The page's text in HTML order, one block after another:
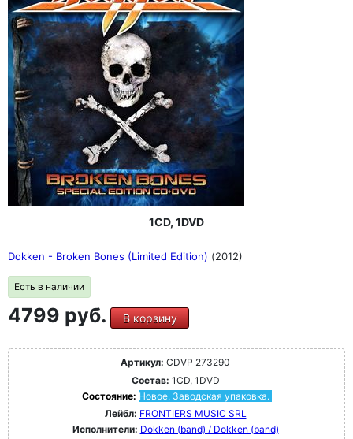
1CD, 1DVD
Dokken - Broken Bones (Limited Edition) (2012)
Есть в наличии
4799 руб. В корзину
Артикул: CDVP 273290
Состав: 1CD, 1DVD
Состояние: Новое. Заводская упаковка.
Лейбл: FRONTIERS MUSIC SRL
Исполнители: Dokken (band) / Dokken (band)